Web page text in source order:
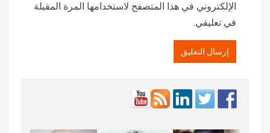
الإلكتروني في هذا المتصفح لاستخدامها المرة المقبلة
في تعليقي.